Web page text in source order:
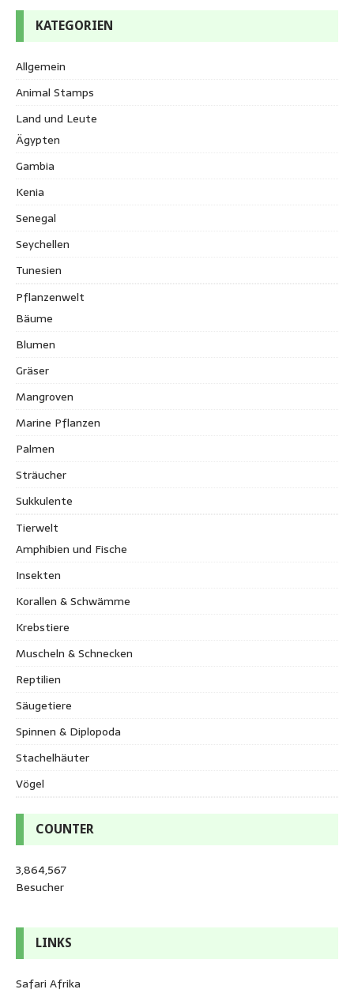
KATEGORIEN
Allgemein
Animal Stamps
Land und Leute
Ägypten
Gambia
Kenia
Senegal
Seychellen
Tunesien
Pflanzenwelt
Bäume
Blumen
Gräser
Mangroven
Marine Pflanzen
Palmen
Sträucher
Sukkulente
Tierwelt
Amphibien und Fische
Insekten
Korallen & Schwämme
Krebstiere
Muscheln & Schnecken
Reptilien
Säugetiere
Spinnen & Diplopoda
Stachelhäuter
Vögel
COUNTER
3,864,567
Besucher
LINKS
Safari Afrika